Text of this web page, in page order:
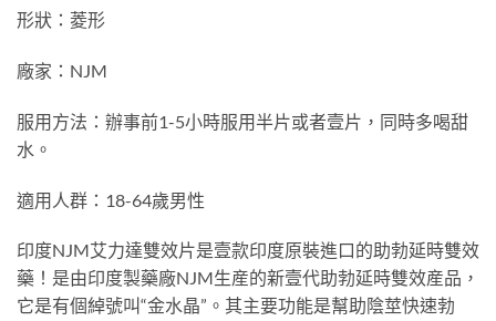
形狀：菱形
廠家：NJM
服用方法：辦事前1-5小時服用半片或者壹片，同時多喝甜
水。
適用人群：18-64歲男性
印度NJM艾力達雙效片是壹款印度原裝進口的助勃延時雙效
藥！是由印度製藥廠NJM生産的新壹代助勃延時雙效産品，
它是有個綽號叫“金水晶”。其主要功能是幫助陰莖快速勃